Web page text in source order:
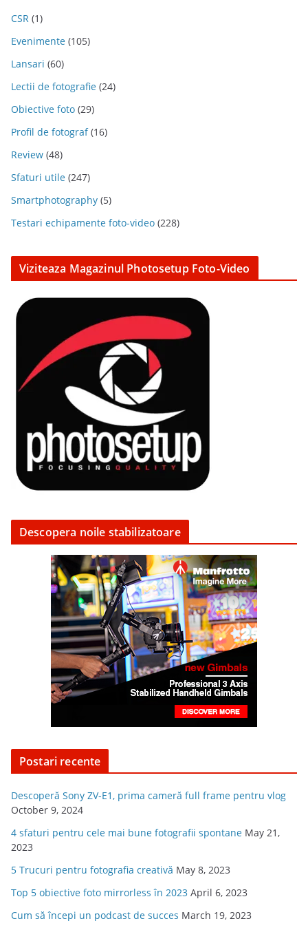
CSR (1)
Evenimente (105)
Lansari (60)
Lectii de fotografie (24)
Obiective foto (29)
Profil de fotograf(16)
Review (48)
Sfaturi utile (247)
Smartphotography (5)
Testari echipamente foto-video (228)
Viziteaza Magazinul Photosetup Foto-Video
Descopera noile stabilizatoare
Postari recente
Descoperă Sony ZV-E1, prima cameră full frame pentru vlog
October 9, 2024
4 sfaturi pentru cele mai bune fotografii spontane May 21,
2023
5 Trucuri pentru fotografia creativă May 8, 2023
Top 5 obiective foto mirrorless în 2023 April 6, 2023
Cum să începi un podcast de succes March 19, 2023